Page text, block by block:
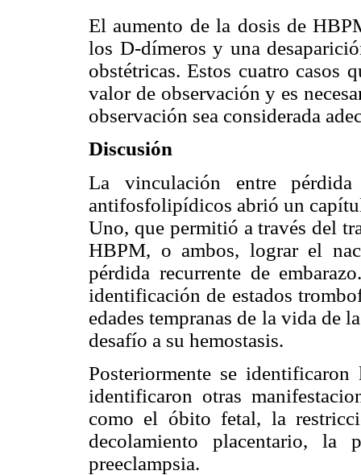
El aumento de la dosis de
los D-dímeros y una
obstétricas. Estos cuatro casos
valor de observación y es
observación sea considerada
Discusión
La vinculación entre
antifosfolipídicos abrió un
Uno, que permitió a través del
HBPM, o ambos, lograr el
pérdida recurrente de
identificación de estados
edades tempranas de la vida de
desafío a su hemostasis.
Posteriormente se
identificaron otras
como el óbito fetal, la
decolamiento placentario, la
preeclampsia.